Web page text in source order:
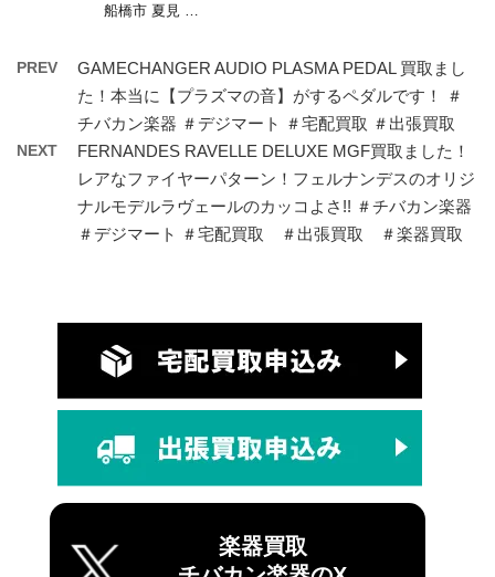
船橋市 夏見 …
PREV
GAMECHANGER AUDIO PLASMA PEDAL 買取まし
た！本当に【プラズマの音】がするペダルです！ ＃
チバカン楽器 ＃デジマート ＃宅配買取 ＃出張買取
NEXT
FERNANDES RAVELLE DELUXE MGF買取ました！
レアなファイヤーパターン！フェルナンデスのオリジ
ナルモデルラヴェールのカッコよさ!! ＃チバカン楽器
＃デジマート ＃宅配買取 ＃出張買取 ＃楽器買取
楽器買取